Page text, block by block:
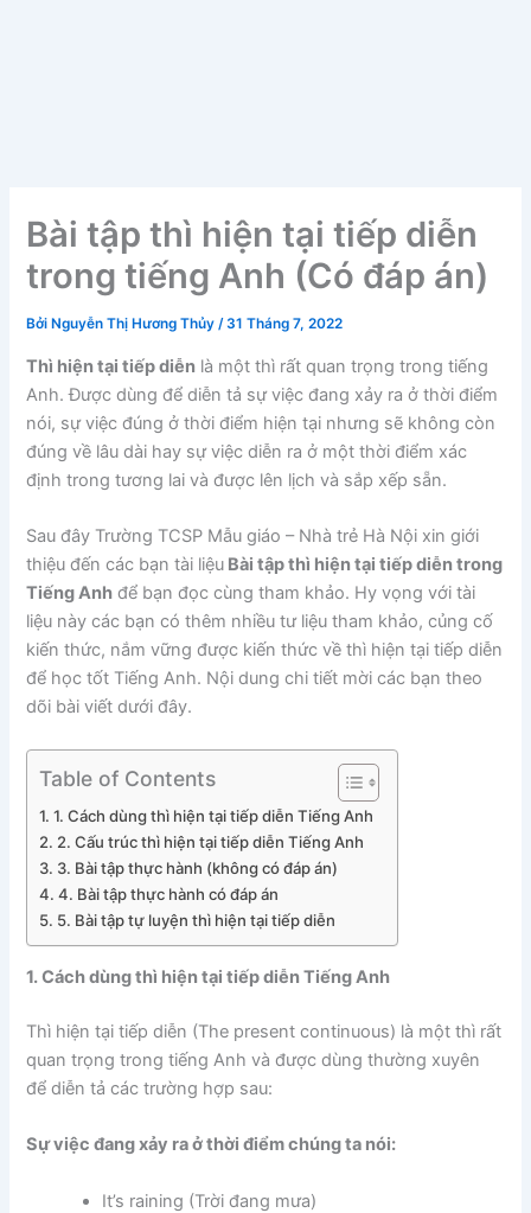
Bài tập thì hiện tại tiếp diễn
trong tiếng Anh (Có đáp án)
Bởi Nguyễn Thị Hương Thủy/31 Tháng 7, 2022
Thì hiện tại tiếp diễn là một thì rất quan trọng trong tiếng
Anh. Được dùng để diễn tả sự việc đang xảy ra ở thời điểm
nói, sự việc đúng ở thời điểm hiện tại nhưng sẽ không còn
đúng về lâu dài hay sự việc diễn ra ở một thời điểm xác
định trong tương lai và được lên lịch và sắp xếp sẵn.
Sau đây Trường TCSP Mẫu giáo – Nhà trẻ Hà Nội xin giới
thiệu đến các bạn tài liệu Bài tập thì hiện tại tiếp diễn trong
Tiếng Anh để bạn đọc cùng tham khảo. Hy vọng với tài
liệu này các bạn có thêm nhiều tư liệu tham khảo, củng cố
kiến thức, nắm vững được kiến thức về thì hiện tại tiếp diễn
để học tốt Tiếng Anh. Nội dung chi tiết mời các bạn theo
dõi bài viết dưới đây.
Table of Contents
1. Cách dùng thì hiện tại tiếp diễn Tiếng Anh
2. Cấu trúc thì hiện tại tiếp diễn Tiếng Anh
3. Bài tập thực hành (không có đáp án)
4. Bài tập thực hành có đáp án
5. Bài tập tự luyện thì hiện tại tiếp diễn
1. Cách dùng thì hiện tại tiếp diễn Tiếng Anh
Thì hiện tại tiếp diễn (The present continuous) là một thì rất
quan trọng trong tiếng Anh và được dùng thường xuyên
để diễn tả các trường hợp sau:
Sự việc đang xảy ra ở thời điểm chúng ta nói:
It’s raining (Trời đang mưa)